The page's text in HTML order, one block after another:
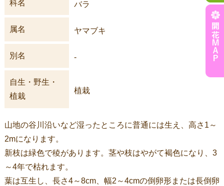
科名 バラ
属名 ヤマブキ
別名 -
自生・野生・
植栽
植栽
山地の谷川沿いなど湿ったところに普通には生え、高さ1～
2mになります。
新枝は緑色で稜があります。茎や枝はやがて褐色になり、3
～4年で枯れます。
葉は互生し、長さ4～8cm、幅2～4cmの倒卵形または長倒卵